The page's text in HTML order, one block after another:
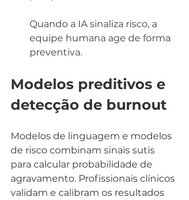
Quando a IA sinaliza risco, a
equipe humana age de forma
preventiva.
Modelos preditivos e
detecção de burnout
Modelos de linguagem e modelos
de risco combinam sinais sutis
para calcular probabilidade de
agravamento. Profissionais clínicos
validam e calibram os resultados